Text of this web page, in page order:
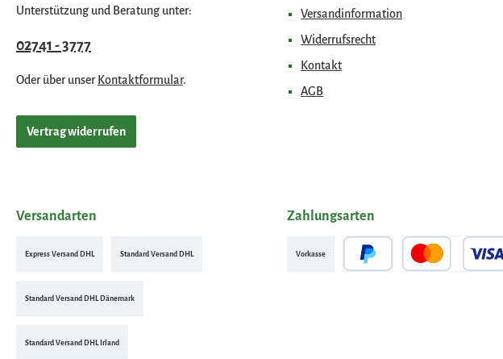
Unterstützung und Beratung unter:
02741 - 3777
Oder über unser Kontaktformular.
Vertrag widerrufen
Versandinformation
Widerrufsrecht
Kontakt
AGB
Versandarten
Standard Versand DHL
Express Versand DHL
Standard Versand DHL Dänemark
Standard Versand DHL Irland
Zahlungsarten
Vorkasse